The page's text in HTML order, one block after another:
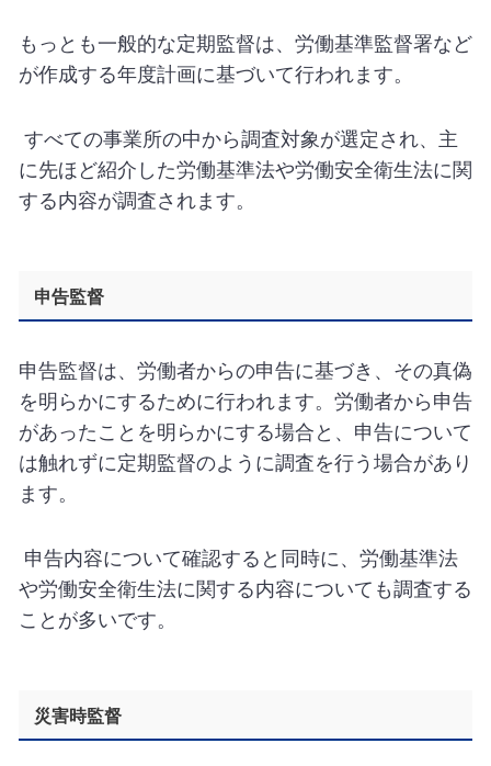
もっとも一般的な定期監督は、労働基準監督署など
が作成する年度計画に基づいて行われます。
すべての事業所の中から調査対象が選定され、主
に先ほど紹介した労働基準法や労働安全衛生法に関
する内容が調査されます。
申告監督
申告監督は、労働者からの申告に基づき、その真偽
を明らかにするために行われます。労働者から申告
があったことを明らかにする場合と、申告について
は触れずに定期監督のように調査を行う場合があり
ます。
申告内容について確認すると同時に、労働基準法
や労働安全衛生法に関する内容についても調査する
ことが多いです。
災害時監督